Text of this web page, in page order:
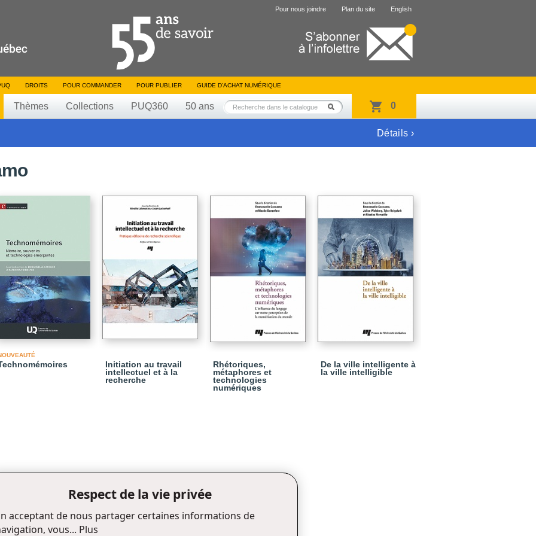
Pour nous joindre Plan du site English
DROITS POUR COMMANDER POUR PUBLIER GUIDE D’ACHAT NUMÉRIQUE
Thèmes Collections PUQ360 50 ans 0
Détails ›
Initiation au travail
intellectuel et à la
recherche
Rhétoriques,
métaphores et
technologies
numériques
De la ville intelligente à
la ville intelligible
Respect de la vie privée
acceptant de nous partager certaines informations de
vous... Plus